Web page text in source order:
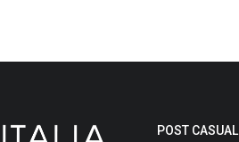
POST CASUALI